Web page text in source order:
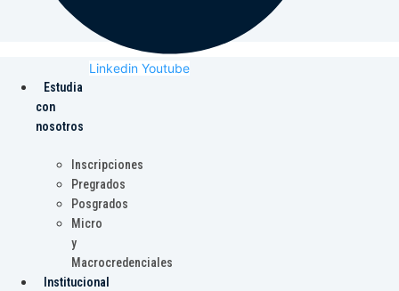
Linkedin Youtube
Estudia
con
nosotros
Inscripciones
Pregrados
Posgrados
Micro
y
Macrocredenciales
Institucional